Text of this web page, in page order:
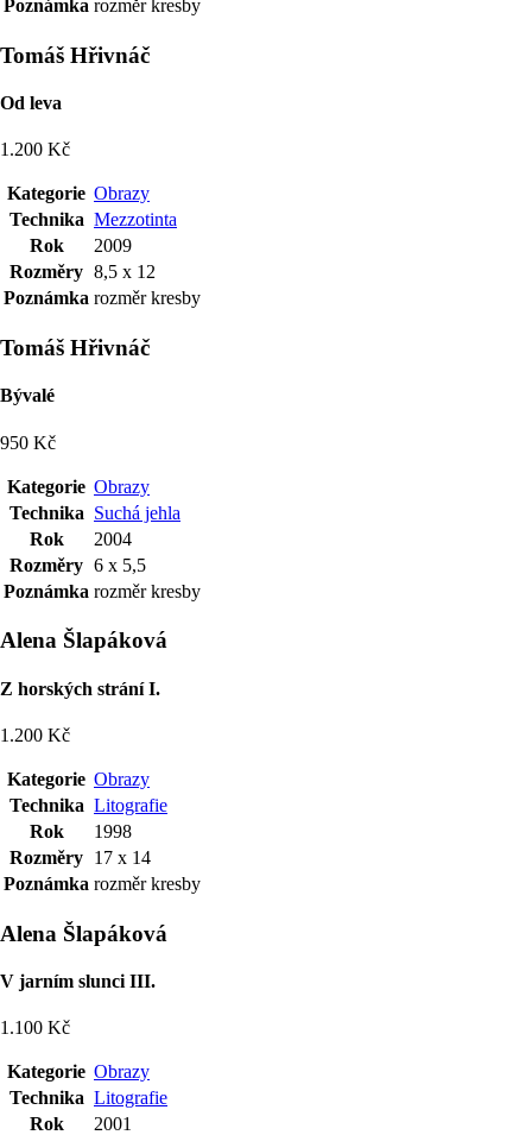
Poznámka rozměr kresby
Tomáš Hřivnáč
Od leva
1.200 Kč
Kategorie Obrazy
Technika Mezzotinta
Rok
2009
Rozměry 8,5 x 12
Poznámka rozměr kresby
Tomáš Hřivnáč
Bývalé
950 Kč
Kategorie Obrazy
Technika Suchá jehla
Rok
2004
Rozměry 6 x 5,5
Poznámka rozměr kresby
Alena Šlapáková
Z horských strání I.
1.200 Kč
Kategorie Obrazy
Technika Litografie
Rok
1998
Rozměry 17 x 14
Poznámka rozměr kresby
Alena Šlapáková
V jarním slunci III.
1.100 Kč
Kategorie Obrazy
Technika Litografie
Rok
2001